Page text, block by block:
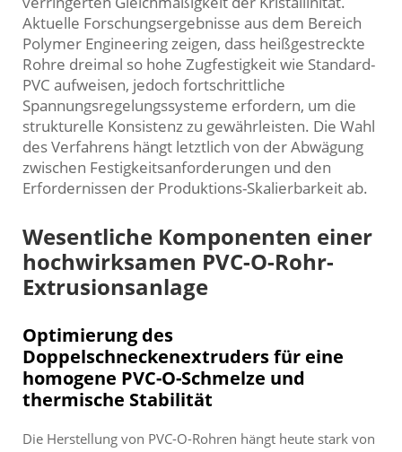
Aktuelle Forschungsergebnisse aus dem Bereich
Polymer Engineering zeigen, dass heißgestreckte
Rohre dreimal so hohe Zugfestigkeit wie Standard-
PVC aufweisen, jedoch fortschrittliche
Spannungsregelungssysteme erfordern, um die
strukturelle Konsistenz zu gewährleisten. Die Wahl
des Verfahrens hängt letztlich von der Abwägung
zwischen Festigkeitsanforderungen und den
Erfordernissen der Produktions-Skalierbarkeit ab.
Wesentliche Komponenten einer
hochwirksamen PVC-O-Rohr-
Extrusionsanlage
Optimierung des
Doppelschneckenextruders für eine
homogene PVC-O-Schmelze und
thermische Stabilität
Die Herstellung von PVC-O-Rohren hängt heute stark von